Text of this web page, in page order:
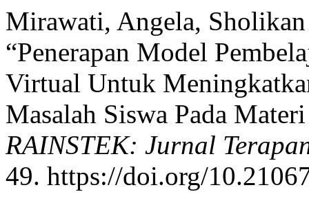
Mirawati, Angela,
“Penerapan Model
Virtual Untuk
Masalah Siswa Pada
RAINSTEK: Jurnal
49. https://doi.org/